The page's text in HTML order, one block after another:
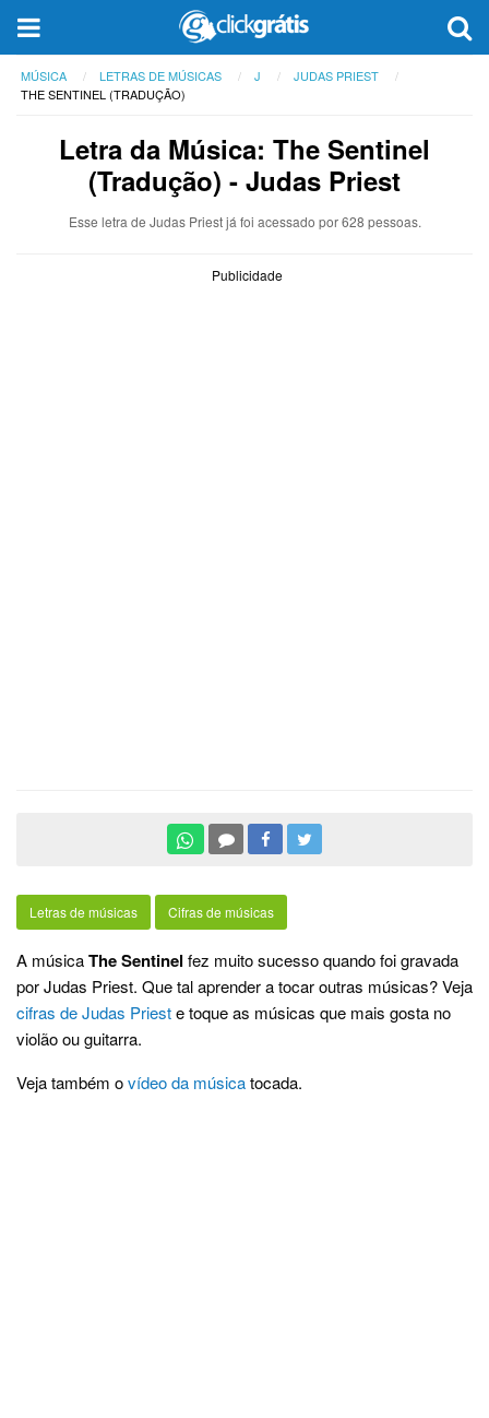
MÚSICA LETRAS DE MÚSICAS J
JUDAS PRIEST
THE SENTINEL (TRADUÇÃO)
Letra da Música: The Sentinel
(Tradução) - Judas Priest
Esse letra de Judas Priest já foi acessado por 628 pessoas.
Publicidade
Letras de músicas Cifras de músicas
A músicaThe Sentinel fez muito sucesso quando foi gravada
por Judas Priest. Que tal aprender a tocar outras músicas? Veja
cifras de Judas Prieste toque as músicas que mais gosta no
violão ou guitarra.
Veja também ovídeo da músicatocada.